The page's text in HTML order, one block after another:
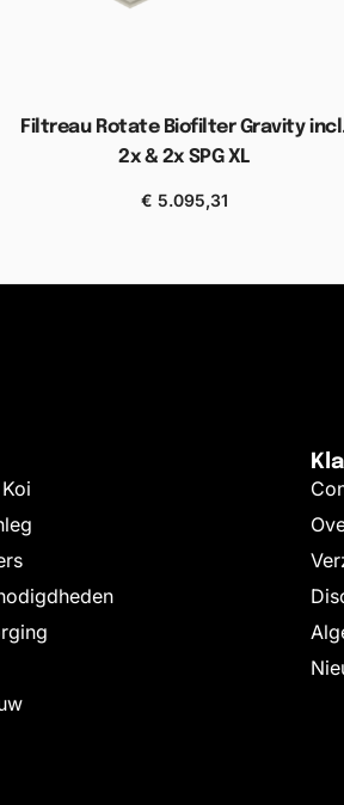
Filtreau Rotate Biofilter Gravity
2x & 2x SPG XL
€ 5.095,31